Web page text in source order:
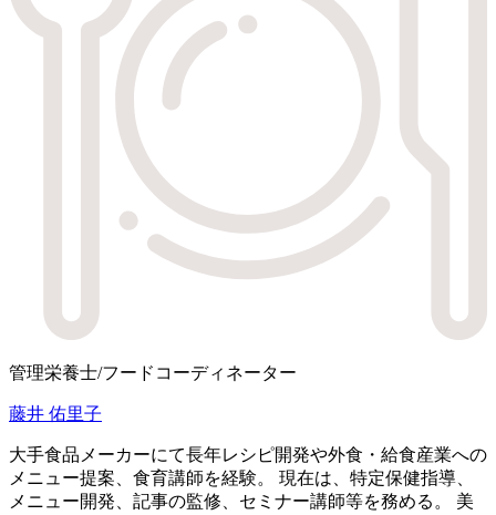
管理栄養士/フードコーディネーター
藤井 佑里子
大手食品メーカーにて長年レシピ開発や外食・給食産業への
メニュー提案、食育講師を経験。 現在は、特定保健指導、
メニュー開発、記事の監修、セミナー講師等を務める。 美